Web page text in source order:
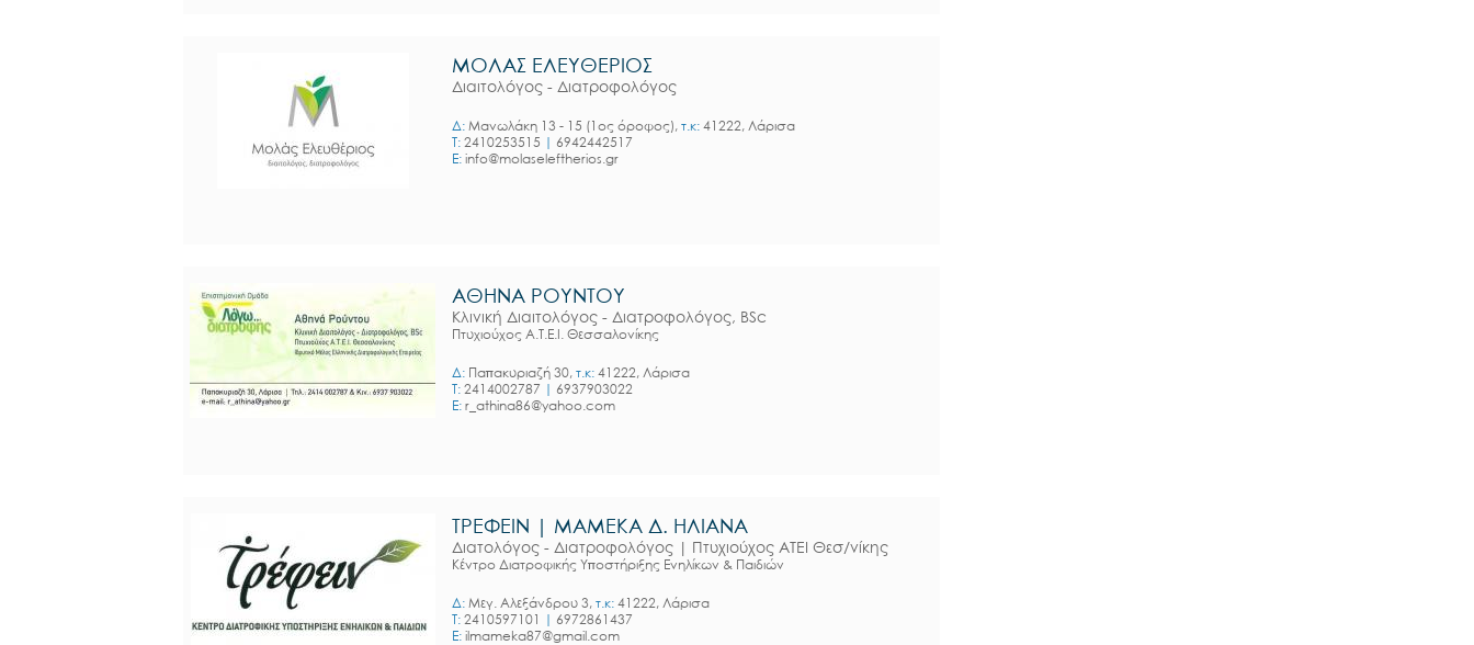
ΜΟΛΑΣ ΕΛΕΥΘΕΡΙΟΣ
Διαιτολόγος - Διατροφολόγος
Δ: Μανωλάκη 13 - 15 (1ος όροφος), τ.κ: 41222, Λάρισα
T: 2410253515 | 6942442517
E: info@molaseleftherios.gr
ΑΘΗΝΑ ΡΟΥΝΤΟΥ
Κλινική Διαιτολόγος - Διατροφολόγος, BSc
Πτυχιούχος Α.Τ.Ε.Ι. Θεσσαλονίκης
Δ: Παπακυριαζή 30, τ.κ: 41222, Λάρισα
T: 2414002787 | 6937903022
E: r_athina86@yahoo.com
ΤΡΕΦΕΙΝ | ΜΑΜΕΚΑ Δ. ΗΛΙΑΝΑ
Διατολόγος - Διατροφολόγος | Πτυχιούχος ΑΤΕΙ Θεσ/νίκης
Κέντρο Διατροφικής Υποστήριξης Ενηλίκων & Παιδιών
Δ: Μεγ. Αλεξάνδρου 3, τ.κ: 41222, Λάρισα
T: 2410597101 | 6972861437
E: ilmameka87@gmail.com